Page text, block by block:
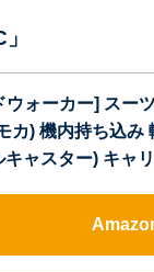
ウォーカー] スー
カ) 機内持ち込み
キャスター) キャ